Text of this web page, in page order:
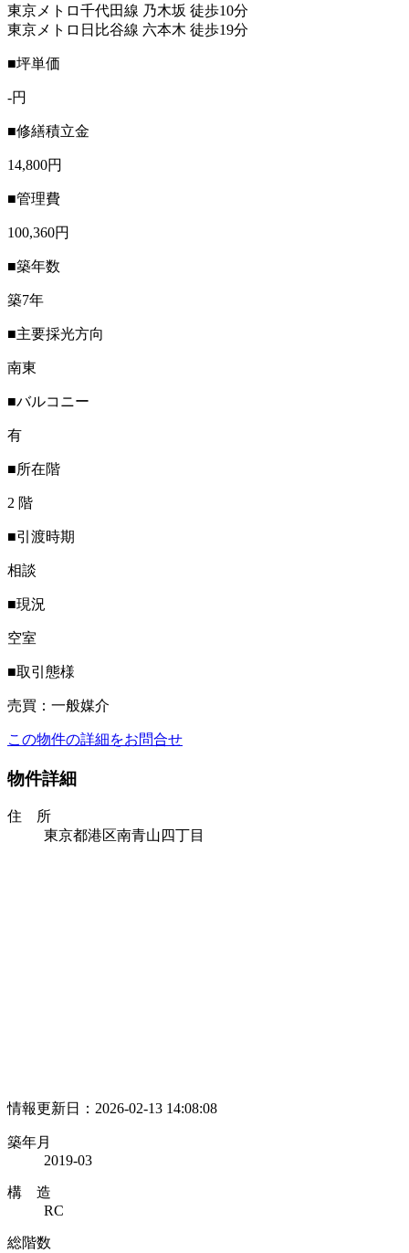
東京メトロ千代田線 乃木坂 徒歩10分
東京メトロ日比谷線 六本木 徒歩19分
■坪単価
-円
■修繕積立金
14,800円
■管理費
100,360円
■築年数
築7年
■主要採光方向
南東
■バルコニー
有
■所在階
2 階
■引渡時期
相談
■現況
空室
■取引態様
売買：一般媒介
この物件の詳細をお問合せ
物件詳細
住 所
東京都港区南青山四丁目
情報更新日：2026-02-13 14:08:08
築年月
2019-03
構 造
RC
総階数